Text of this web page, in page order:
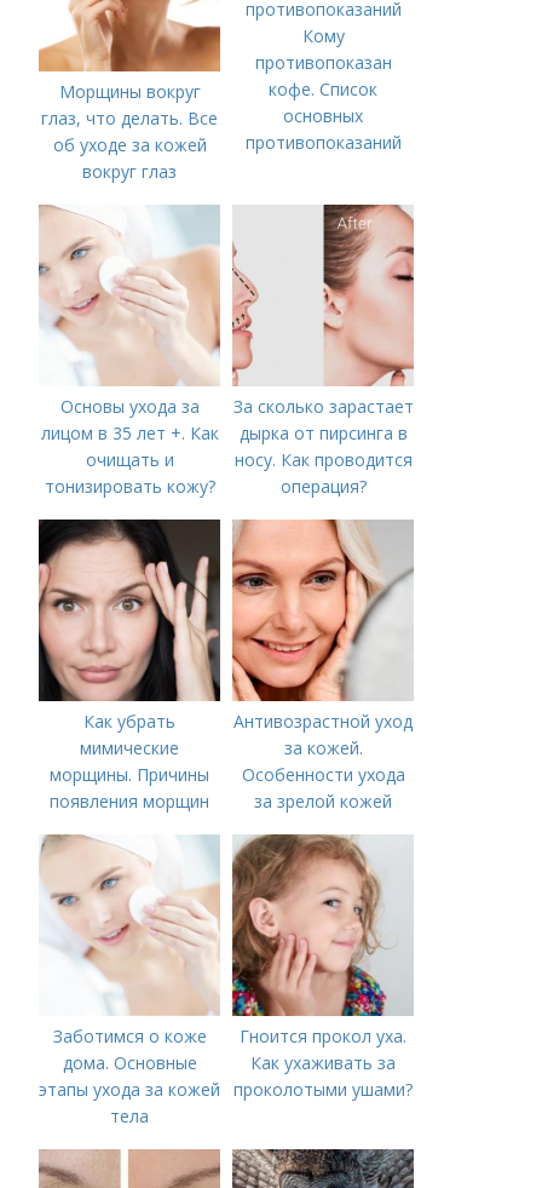
Морщины вокруг
глаз, что делать. Все
об уходе за кожей
вокруг глаз
Кому
противопоказан
кофе. Список
основных
противопоказаний
Основы ухода за
лицом в 35 лет +. Как
очищать и
тонизировать кожу?
За сколько зарастает
дырка от пирсинга в
носу. Как проводится
операция?
Как убрать
мимические
морщины. Причины
появления морщин
Антивозрастной уход
за кожей.
Особенности ухода
за зрелой кожей
Заботимся о коже
дома. Основные
этапы ухода за кожей
тела
Гноится прокол уха.
Как ухаживать за
проколотыми ушами?